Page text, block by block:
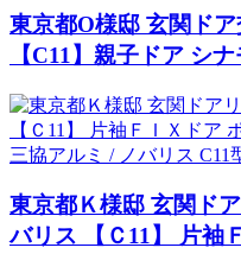
東京都O様邸 玄関ド
【C11】親子ドア シ
三協アルミ / ノバリス C11
東京都Ｋ様邸 玄関ド
バリス 【Ｃ11】 片袖